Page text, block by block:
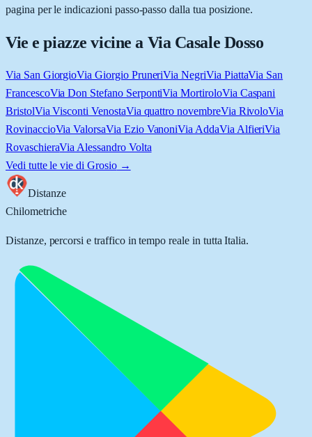
pagina per le indicazioni passo-passo dalla tua posizione.
Vie e piazze vicine a Via Casale Dosso
Via San GiorgioVia Giorgio PruneriVia NegriVia PiattaVia San
FrancescoVia Don Stefano SerpontiVia MortiroloVia Caspani
BristolVia Visconti VenostaVia quattro novembreVia RivoloVia
RovinaccioVia ValorsaVia Ezio VanoniVia AddaVia AlfieriVia
RovaschieraVia Alessandro Volta
Vedi tutte le vie di Grosio→
Distanze
Chilometriche
Distanze, percorsi e traffico in tempo reale in tutta Italia.